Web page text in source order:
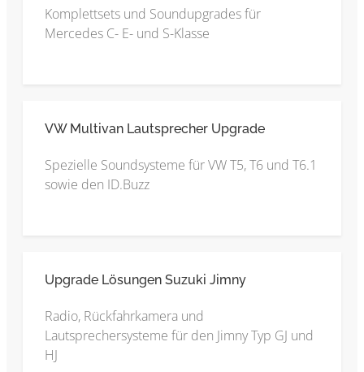
Komplettsets und Soundupgrades für
Mercedes C- E- und S-Klasse
VW Multivan Lautsprecher Upgrade
Spezielle Soundsysteme für VW T5, T6 und T6.1
sowie den ID.Buzz
Upgrade Lösungen Suzuki Jimny
Radio, Rückfahrkamera und
Lautsprechersysteme für den Jimny Typ GJ und
HJ